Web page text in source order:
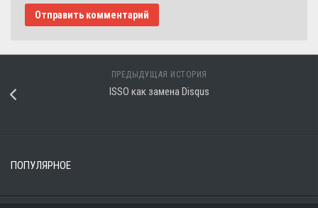
ПРЕДЫДУЩАЯ ИСТОРИЯ
ISSO как замена Disqus
ПОПУЛЯРНОЕ